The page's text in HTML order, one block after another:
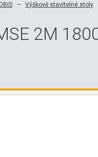
Výškově stavitelné stoly
2M